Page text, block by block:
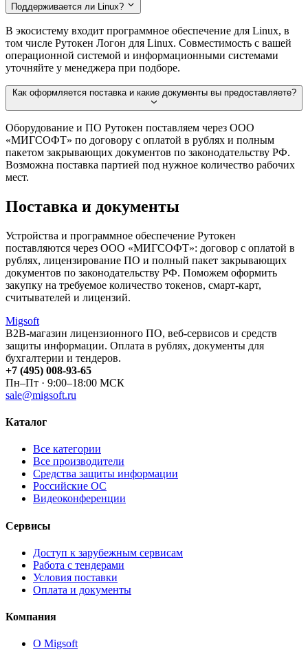
Поддерживается ли Linux?
В экосистему входит программное обеспечение для Linux, в
том числе Рутокен Логон для Linux. Совместимость с вашей
операционной системой и информационными системами
уточняйте у менеджера при подборе.
Как оформляется поставка и какие документы вы предоставляете?
Оборудование и ПО Рутокен поставляем через ООО
«МИГСОФТ» по договору с оплатой в рублях и полным
пакетом закрывающих документов по законодательству РФ.
Возможна поставка партией под нужное количество рабочих
мест.
Поставка и документы
Устройства и программное обеспечение Рутокен
поставляются через ООО «МИГСОФТ»: договор с оплатой в
рублях, лицензирование ПО и полный пакет закрывающих
документов по законодательству РФ. Поможем оформить
закупку на требуемое количество токенов, смарт-карт,
считывателей и лицензий.
Migsoft
B2B-магазин лицензионного ПО, веб-сервисов и средств
защиты информации. Оплата в рублях, документы для
бухгалтерии и тендеров.
+7 (495) 008-93-65
Пн–Пт · 9:00–18:00 МСК
sale@migsoft.ru
Каталог
Все категории
Все производители
Средства защиты информации
Российские ОС
Видеоконференции
Сервисы
Доступ к зарубежным сервисам
Работа с тендерами
Условия поставки
Оплата и документы
Компания
О Migsoft